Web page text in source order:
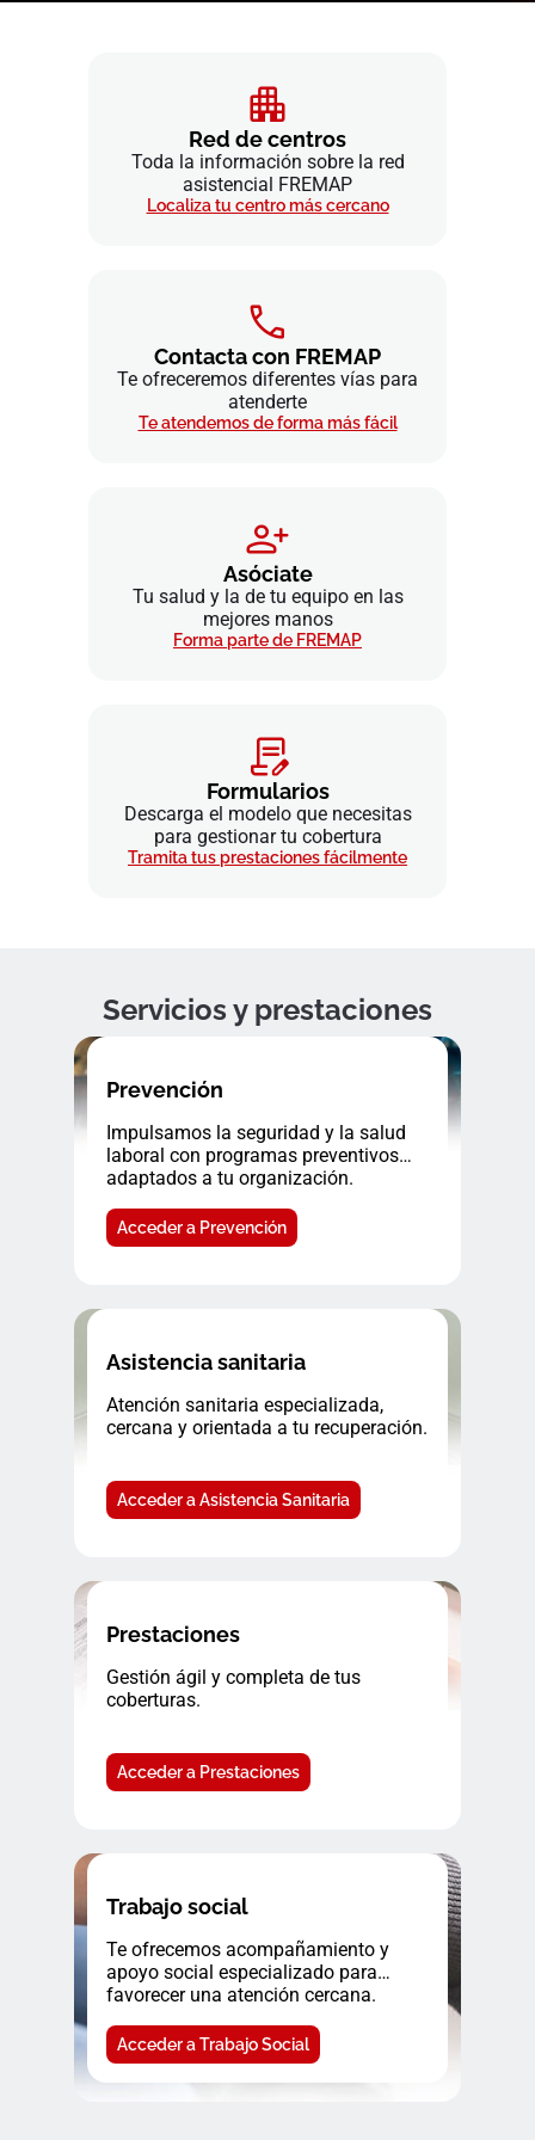
Red de centros
Toda la información sobre la red
asistencial FREMAP
Localiza tu centro más cercano
Contacta con FREMAP
Te ofreceremos diferentes vías para
atenderte
Te atendemos de forma más fácil
Asóciate
Tu salud y la de tu equipo en las
mejores manos
Forma parte de FREMAP
Formularios
Descarga el modelo que necesitas
para gestionar tu cobertura
Tramita tus prestaciones fácilmente
Servicios y prestaciones
Prevención
Impulsamos la seguridad y la salud
laboral con programas preventivos
adaptados a tu organización.
Acceder a Prevención
Asistencia sanitaria
Atención sanitaria especializada,
cercana y orientada a tu recuperación.
Acceder a Asistencia Sanitaria
Prestaciones
Gestión ágil y completa de tus
coberturas.
Acceder a Prestaciones
Trabajo social
Te ofrecemos acompañamiento y
apoyo social especializado para
favorecer una atención cercana.
Acceder a Trabajo Social